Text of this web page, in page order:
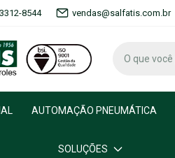
8544 vendas@salfatis.com.br
AUTOMAÇÃO PNEUMÁTICA
SOLUÇÕES